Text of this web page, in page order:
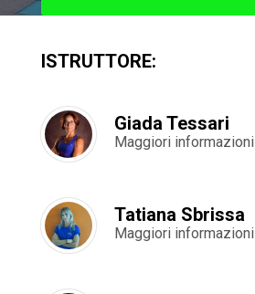
ISTRUTTORE:
Giada Tessari
Maggiori informazioni
Tatiana Sbrissa
Maggiori informazioni